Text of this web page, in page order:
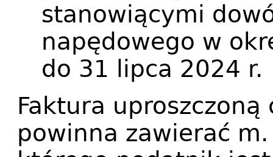
stanowiącymi
napędowego w
do 31 lipca 2024 r.
Faktura uproszczoną
powinna zawierać